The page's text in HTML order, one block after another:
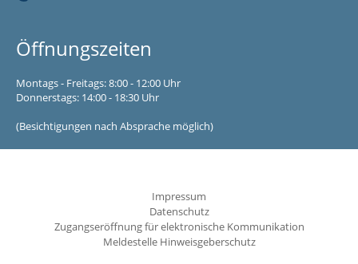
Öffnungszeiten
Montags - Freitags: 8:00 - 12:00 Uhr
Donnerstags: 14:00 - 18:30 Uhr
(Besichtigungen nach Absprache möglich)
Impressum
Datenschutz
Zugangseröffnung für elektronische Kommunikation
Meldestelle Hinweisgeberschutz